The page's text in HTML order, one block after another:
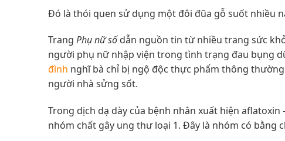
Đó là thói quen sử dụng một đôi đũa gỗ suốt nhiều
Trang Phụ nữ sốdẫn nguồn tin từ nhiều trang sức
người phụ nữ nhập viện trong tình trạng đau bụng
đình nghĩ bà chỉ bị ngộ độc thực phẩm thông
người nhà sửng sốt.
Trong dịch dạ dày của bệnh nhân xuất hiện
nhóm chất gây ung thư loại 1. Đây là nhóm có bằng